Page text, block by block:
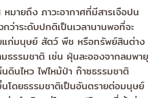
มายถึง ภาวะอากาศที่มีสารเจือปน
ว่าระดับปกติเป็นเวลานานพอที่จะ
แก่มนุษย์ สัตว์ พืช หรือทรัพย์สินต่าง
มธรรมชาติ เช่น ฝุ่นละอองจากลมพายุ
นดินไหว ไฟไหม้ป่า ก๊าซธรรมชาติ
นโดยธรรมชาติเป็นอันตรายต่อมนุษย์